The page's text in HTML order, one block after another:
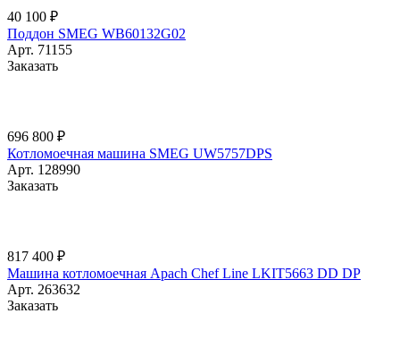
40 100 ₽
Поддон SMEG WB60132G02
Арт. 71155
Заказать
696 800 ₽
Котломоечная машина SMEG UW5757DPS
Арт. 128990
Заказать
817 400 ₽
Машина котломоечная Apach Chef Line LKIT5663 DD DP
Арт. 263632
Заказать